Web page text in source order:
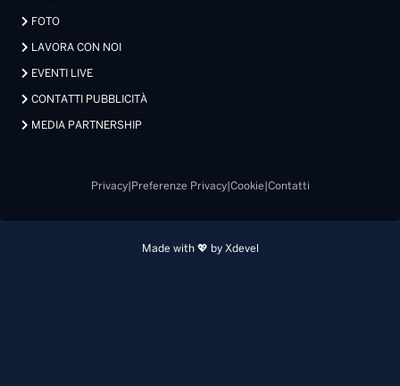
FOTO
LAVORA CON NOI
EVENTI LIVE
CONTATTI PUBBLICITÀ
MEDIA PARTNERSHIP
Privacy| Preferenze Privacy| Cookie Contatti
Made with 💖 by Xdevel